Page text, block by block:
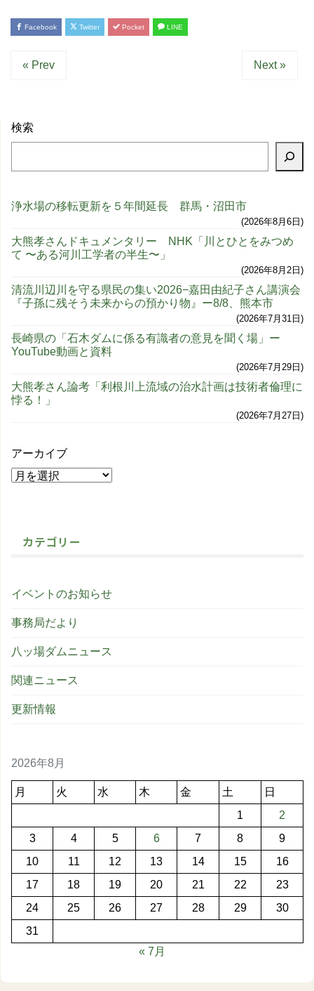
Facebook Twitter Pocket LINE
« Prev Next »
検索
浄水場の移転更新を５年間延長 群馬・沼田市
2026年8月6日
大熊孝さんドキュメンタリー NHK「川とひとをみつめ
て 〜ある河川工学者の半生〜」
2026年8月2日
清流川辺川を守る県民の集い2026−嘉田由紀子さん講演会
『子孫に残そう未来からの預かり物』ー8/8、熊本市
2026年7月31日
長崎県の「石木ダムに係る有識者の意見を聞く場」ー
YouTube動画と資料
2026年7月29日
大熊孝さん論考「利根川上流域の治水計画は技術者倫理に
悖る！」
2026年7月27日
アーカイブ
カテゴリー
イベントのお知らせ
事務局だより
八ッ場ダムニュース
関連ニュース
更新情報
2026年8月
月 火 水 木 金 土
日
1
2
3
4 5 6 7 8
9
10
11 12 13 14 15
16
17
18 19 20 21 22
23
24
25 26 27 28 29
30
31
« 7月